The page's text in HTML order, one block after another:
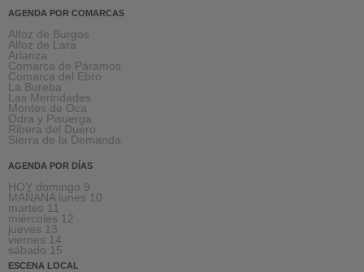
AGENDA POR COMARCAS
Alfoz de Burgos
Alfoz de Lara
Arlanza
Comarca de Páramos
Comarca del Ebro
La Bureba
Las Merindades
Montes de Oca
Odra y Pisuerga
Ribera del Duero
Sierra de la Demanda
AGENDA POR DÍAS
HOY domingo 9
MAÑANA lunes 10
martes 11
miércoles 12
jueves 13
viernes 14
sábado 15
ESCENA LOCAL